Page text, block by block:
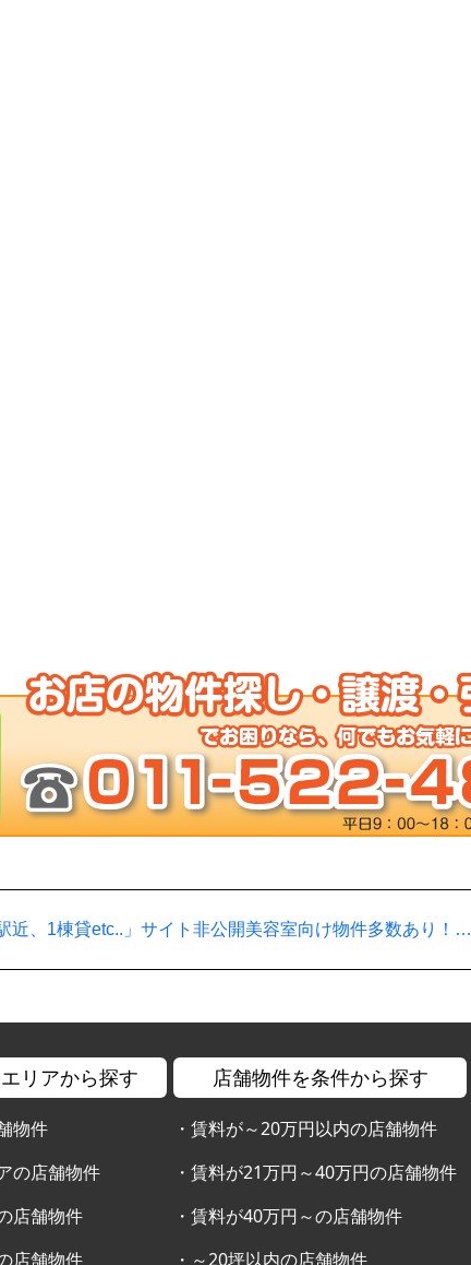
近、1棟貸etc..」サイト非公開美容室向け物件多数あり！…
リアから探す
物件
の店舗物件
店舗物件
店舗物件
店舗物件を条件から探す
・賃料が～20万円以内の店舗物件
・賃料が21万円～40万円の店舗物件
・賃料が40万円～の店舗物件
・ ～20坪以内の店舗物件